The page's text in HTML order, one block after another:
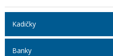
Kadičky
Banky